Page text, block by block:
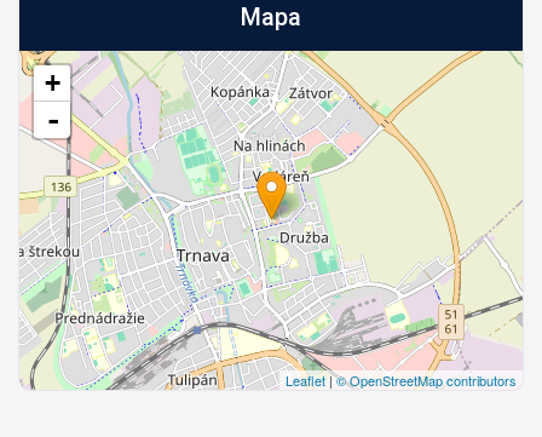
Mapa
+
-
Leaflet|© OpenStreetMap contributors